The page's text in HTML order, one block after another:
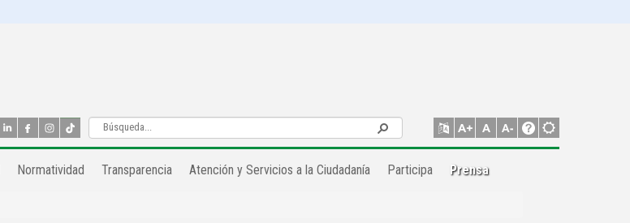
Normatividad Transparencia Atención y Servicios a la Ciudadanía Participa Prensa